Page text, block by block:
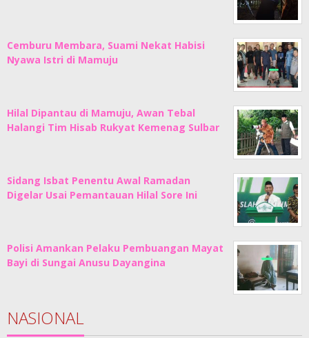
Cemburu Membara, Suami Nekat Habisi
Nyawa Istri di Mamuju
Hilal Dipantau di Mamuju, Awan Tebal
Halangi Tim Hisab Rukyat Kemenag Sulbar
Sidang Isbat Penentu Awal Ramadan
Digelar Usai Pemantauan Hilal Sore Ini
Polisi Amankan Pelaku Pembuangan Mayat
Bayi di Sungai Anusu Dayangina
NASIONAL